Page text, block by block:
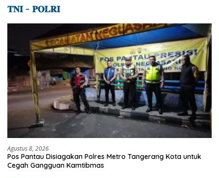
𝐓𝐍𝐈 – 𝐏𝐎𝐋𝐑𝐈
Agustus 8, 2026
Pos Pantau Disiagakan Polres Metro Tangerang Kota untuk
Cegah Gangguan Kamtibmas